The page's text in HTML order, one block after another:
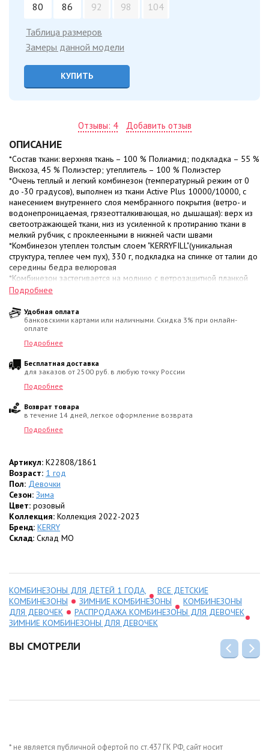
80 86 92 98 104
Таблица размеров
Замеры данной модели
КУПИТЬ
Отзывы: 4 Добавить отзыв
ОПИСАНИЕ
*Состав ткани: верхняя ткань – 100 % Полиамид; подкладка – 55 %
Вискоза, 45 % Полиэстер; утеплитель – 100 % Полиэстер
*Очень теплый и легкий комбинезон (температурный режим от 0
до -30 градусов), выполнен из ткани Active Plus 10000/10000, с
нанесением внутреннего слоя мембранного покрытия (ветро- и
водонепроницаемая, грязеотталкивающая, но дышащая): верх из
светоотражающей ткани, низ из усиленной к протиранию ткани в
мелкий рубчик, с проклеенными в нижней части швами
*Комбинезон утеплен толстым слоем "KERRYFILL"(уникальная
структура, теплее чем пух), 330 г, подкладка на спинке от талии до
середины бедра велюровая
*Комбинезон застегивается на молнию с ветрозащитной планкой
*Капюшон с утеплителем, отстегивается, опушка искусственный
*Рукава на резинке
*Отделка капюшона, внутренней части воротника и резинки
рукавов - плюшевый велюр
*Имеется карман на молнии
*Низ брюк на резинке, со штрипкам, объем низа регулируется
кнопкой
*Имеются светоотражающие элементы
Подробнее
Удобная оплата
банковскими картами или наличными. Скидка 3% при онлайн-
оплате
Подробнее
Бесплатная доставка
для заказов от 2500 руб. в любую точку России
Подробнее
Возврат товара
в течение 14 дней, легкое оформление возврата
Подробнее
Артикул: K22808/1861
Возраст: 1 год
Пол: Девочки
Сезон: Зима
Цвет: розовый
Коллекция: Коллекция 2022-2023
Бренд: KERRY
Склад: Склад МО
КОМБИНЕЗОНЫ ДЛЯ ДЕТЕЙ 1 ГОДА,
ВСЕ ДЕТСКИЕ
КОМБИНЕЗОНЫ
ЗИМНИЕ КОМБИНЕЗОНЫ
КОМБИНЕЗОНЫ
ДЛЯ ДЕВОЧЕК
РАСПРОДАЖА КОМБИНЕЗОНЫ ДЛЯ ДЕВОЧЕК
ЗИМНИЕ КОМБИНЕЗОНЫ ДЛЯ ДЕВОЧЕК
ВЫ СМОТРЕЛИ
* не является публичной офертой по ст.437 ГК РФ, сайт носит